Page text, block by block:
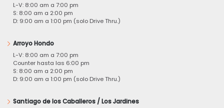
L-V: 8:00 am a 7:00 pm
S: 8:00 am a 2:00 pm
D: 9:00 am a 1:00 pm (solo Drive Thru.)
Arroyo Hondo
L-V: 8:00 am a 7:00 pm
Counter hasta las 6:00 pm
S: 8:00 am a 2:00 pm
D: 9:00 am a 1:00 pm (solo Drive Thru.)
Santiago de los Caballeros / Los Jardines